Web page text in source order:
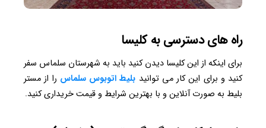
راه های دسترسی به کلیسا
برای اینکه از این کلیسا دیدن کنید باید به شهرستان سلماس سفر
کنید و برای این کار می توانید بلیط اتوبوس سلماس را از مستر
بلیط به صورت آنلاین و با بهترین شرایط و قیمت خریداری کنید.